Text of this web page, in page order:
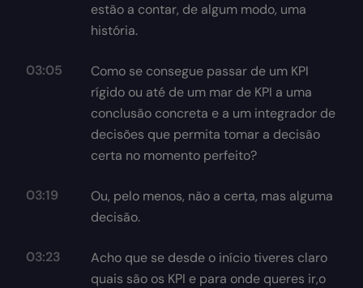
estão a contar, de algum modo, uma
história.
03:05
Como se consegue passar de um KPI
rígido ou até de um mar de KPI a uma
conclusão concreta e a um integrador de
decisões que permita tomar a decisão
certa no momento perfeito?
03:19
Ou, pelo menos, não a certa, mas alguma
decisão.
03:23
Acho que se desde o início tiveres claro
quais são os KPI e para onde queres ir,o